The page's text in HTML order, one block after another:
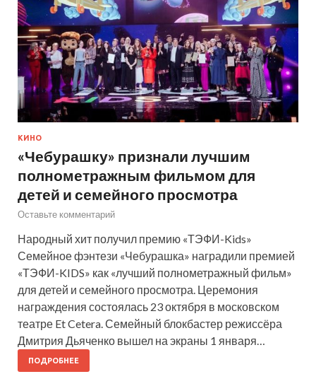
КИНО
«Чебурашку» признали лучшим
полнометражным фильмом для
детей и семейного просмотра
Оставьте комментарий
Народный хит получил премию «ТЭФИ-Kids»
Семейное фэнтези «Чебурашка» наградили премией
«ТЭФИ-KIDS» как «лучший полнометражный фильм»
для детей и семейного просмотра. Церемония
награждения состоялась 23 октября в московском
театре Et Cetera. Семейный блокбастер режиссёра
Дмитрия Дьяченко вышел на экраны 1 января…
ПОДРОБНЕЕ